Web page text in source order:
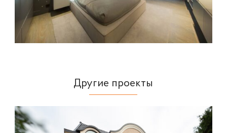
Другие проекты